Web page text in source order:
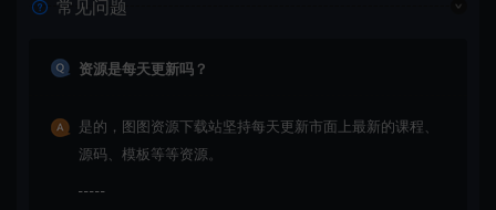
常见问题
资源是每天更新吗？
是的，图图资源下载站坚持每天更新市面上最新的课程、
源码、模板等等资源。